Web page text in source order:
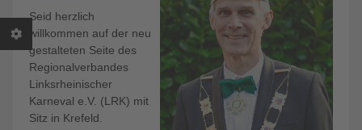
Seid herzlich
willkommen auf der neu
gestalteten Seite des
Regionalverbandes
Linksrheinischer
Karneval e.V. (LRK) mit
Sitz in Krefeld.